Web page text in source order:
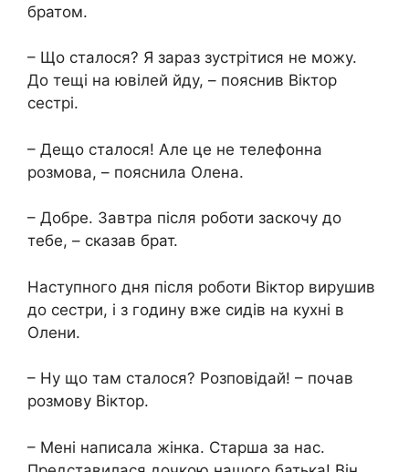
братом.
– Що сталося? Я зараз зустрітися не можу.
До тещі на ювілей йду, – пояснив Віктор
сестрі.
– Дещо сталося! Але це не телефонна
розмова, – пояснила Олена.
– Добре. Завтра після роботи заскочу до
тебе, – сказав брат.
Наступного дня після роботи Віктор вирушив
до сестри, і з годину вже сидів на кухні в
Олени.
– Ну що там сталося? Розповідай! – почав
розмову Віктор.
– Мені написала жінка. Старша за нас.